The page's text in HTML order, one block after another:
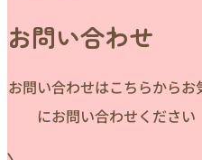
お問い合わせ
お問い合わせはこちらからお
にお問い合わせください